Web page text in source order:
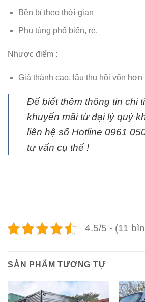
Bền bỉ theo thời gian
Phụ tùng phổ biến, rẻ.
Nhược điểm :
Giá thành cao, lâu thu hồi vốn hơn
Để biết thêm thông tin chi
khuyến mãi từ đại lý quý
liên hệ số Hotline 0961
tư vấn cụ thể !
4.5/5 - (11
SẢN PHẨM TƯƠNG TỰ